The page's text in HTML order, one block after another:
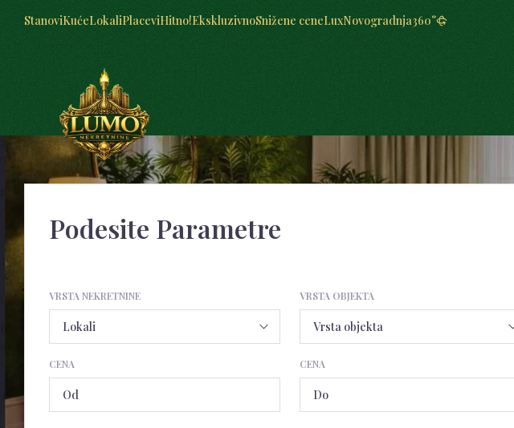
StanoviKućeLokaliPlaceviHitno!EkskluzivnoSnižene ceneLuxNovogradnja360°
Podesite Parametre
VRSTA NEKRETNINE VRSTA OBJEKTA
CENA CENA